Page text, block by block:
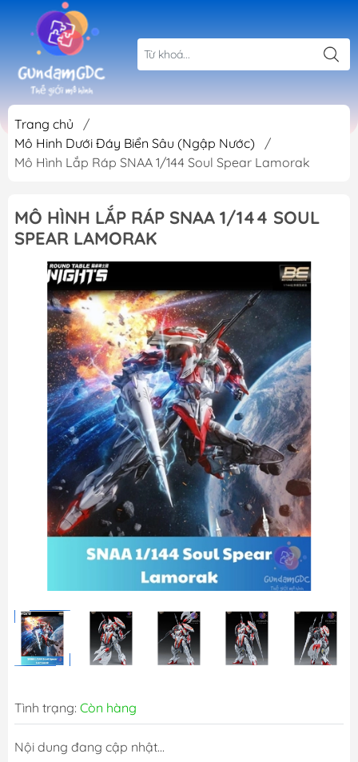
Trang chủ
/
Mô Hinh Dưới Đáy Biển Sâu (Ngập Nước)
/
Mô Hình Lắp Ráp SNAA 1/144 Soul Spear Lamorak
MÔ HÌNH LẮP RÁP SNAA 1/144 SOUL
SPEAR LAMORAK
Tình trạng: Còn hàng
Nội dung đang cập nhật...